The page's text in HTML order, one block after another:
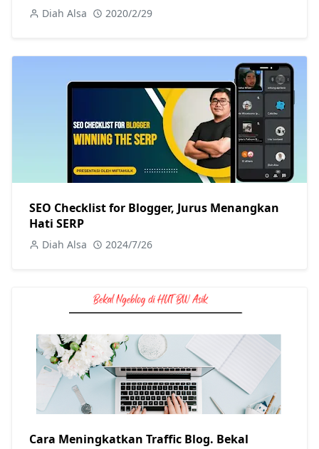
Diah Alsa 2020/2/29
SEO Checklist for Blogger, Jurus Menangkan
Hati SERP
Diah Alsa 2024/7/26
Cara Meningkatkan Traffic Blog. Bekal